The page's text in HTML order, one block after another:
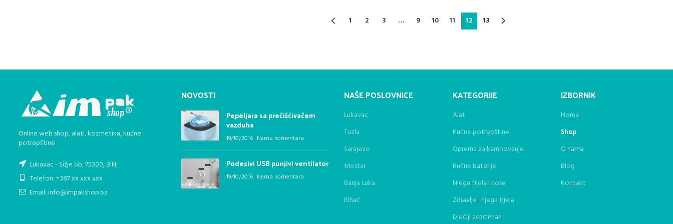
14,95 KM.
1 2 3 … 9 10 11 12 13
Online web shop, alati, kozmetika, kućne
potrepštine
Lukavac - Sižje bb, 75300, BiH
Telefon: +387 xx xxx xxx
Email: info@impakshop.ba
NOVOSTI
Pepeljara sa prečišćivačem
vazduha
19/10/2016 Nema komentara
Podesivi USB punjivi ventilator
19/10/2016 Nema komentara
NAŠE POSLOVNICE
Lukavac
Tuzla
Sarajevo
Mostar
Banja Luka
Bihać
KATEGORIJE
Alat
Kućne potrepštine
Oprema za kampovanje
Ručne baterije
Njega tijela i kose
Zdravlje i njega tijela
Dječiji asortiman
IZBORNIK
Home
Shop
O nama
Blog
Kontakt